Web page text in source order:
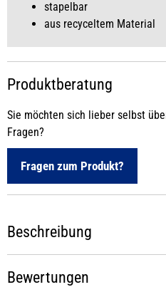
stapelbar
aus recyceltem Material
Produktberatung
Sie möchten sich lieber selbst
Fragen?
Fragen zum Produkt?
Beschreibung
Bewertungen